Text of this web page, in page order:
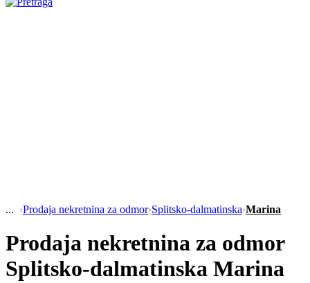
›Prodaja nekretnina za odmor›Splitsko-dalmatinska›Marina
Prodaja nekretnina za odmor
Splitsko-dalmatinska Marina